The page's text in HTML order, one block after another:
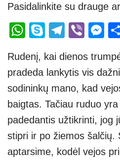
Pasidalinkite su drauge
W
at
s
A
p
p
S
p
e
T
e
gr
a
m
Vi
er
M
ss
e
n
g
er
Rudenį, kai dienos
pradeda lankytis vis
sodininkų mano, kad
baigtas. Tačiau ruduo
padedantis užtikrinti, jog
stipri ir po žiemos šalčių.
aptarsime, kodėl vejos